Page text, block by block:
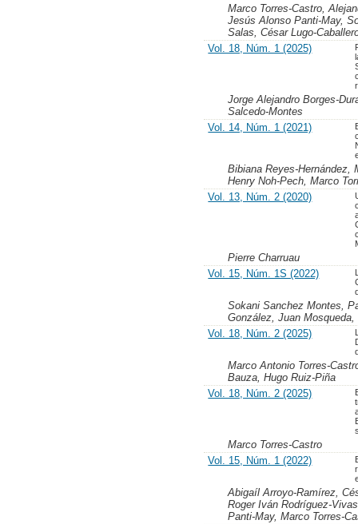
Marco Torres-Castro,
Jesús Alonso Panti-May,
Salas, César Lugo-
Vol. 18, Núm. 1 (2025)
Jorge Alejandro Borges-
Salcedo-Montes
Vol. 14, Núm. 1 (2021)
Bibiana Reyes-Hernández,
Henry Noh-Pech, Marco
Vol. 13, Núm. 2 (2020)
Pierre Charruau
Vol. 15, Núm. 1S (2022)
Sokani Sanchez Montes,
González, Juan
Vol. 18, Núm. 2 (2025)
Marco Antonio Torres-
Bauza, Hugo Ruiz-Piña
Vol. 18, Núm. 2 (2025)
Marco Torres-Castro
Vol. 15, Núm. 1 (2022)
Abigaíl Arroyo-Ramírez,
Roger Iván Rodríguez-
Panti-May, Marco Torres-